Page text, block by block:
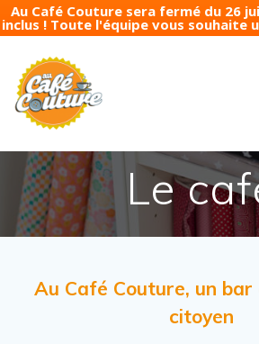
Au Café Couture sera fermé du 26
inclus ! Toute l'équipe vous souhaite
Le
Au Café Couture, un
citoyen